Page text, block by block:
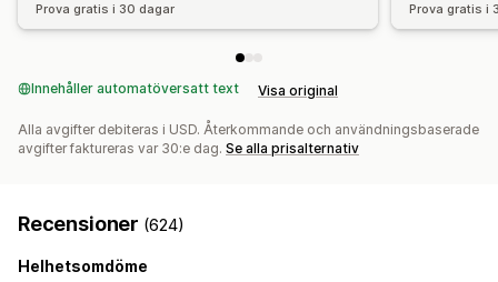
Prova gratis i 30 dagar Prova gratis i
Innehåller automatöversatt text Visa original
Alla avgifter debiteras i USD. Återkommande och användningsbaserade
avgifter faktureras var 30:e dag. Se alla prisalternativ
Recensioner (624)
Helhetsomdöme